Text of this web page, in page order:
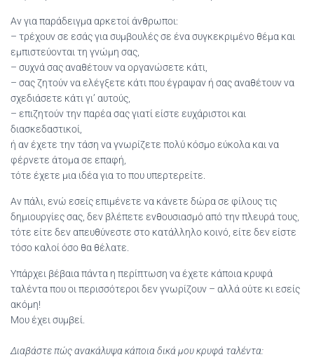
Αν για παράδειγμα αρκετοί άνθρωποι:
– τρέχουν σε εσάς για συμβουλές σε ένα συγκεκριμένο θέμα και
εμπιστεύονται τη γνώμη σας,
– συχνά σας αναθέτουν να οργανώσετε κάτι,
– σας ζητούν να ελέγξετε κάτι που έγραψαν ή σας αναθέτουν να
σχεδιάσετε κάτι γι’ αυτούς,
– επιζητούν την παρέα σας γιατί είστε ευχάριστοι και
διασκεδαστικοί,
ή αν έχετε την τάση να γνωρίζετε πολύ κόσμο εύκολα και να
φέρνετε άτομα σε επαφή,
τότε έχετε μια ιδέα για το που υπερτερείτε.
Αν πάλι, ενώ εσείς επιμένετε να κάνετε δώρα σε φίλους τις
δημιουργίες σας, δεν βλέπετε ενθουσιασμό από την πλευρά τους,
τότε είτε δεν απευθύνεστε στο κατάλληλο κοινό, είτε δεν είστε
τόσο καλοί όσο θα θέλατε.
Υπάρχει βέβαια πάντα η περίπτωση να έχετε κάποια κρυφά
ταλέντα που οι περισσότεροι δεν γνωρίζουν – αλλά ούτε κι εσείς
ακόμη!
Μου έχει συμβεί.
Διαβάστε πώς ανακάλυψα κάποια δικά μου κρυφά ταλέντα: